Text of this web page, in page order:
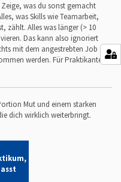
was du sonst gemacht
was Skills wie Teamarbeit,
zählt. Alles was länger (> 10
Das kann also ignoriert
mit dem angestrebten Job zu
werden. Für Praktikanten
Mut und einem starken
dich wirklich weiterbringt.